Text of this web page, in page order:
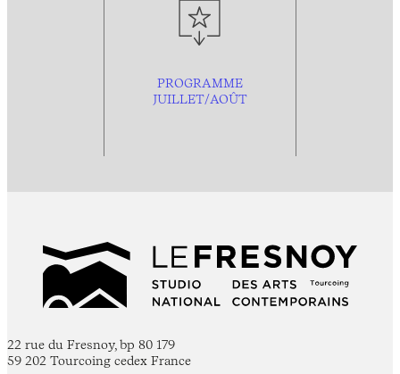
PROGRAMME
JUILLET/AOÛT
22 rue du Fresnoy, bp 80 179
59 202 Tourcoing cedex France